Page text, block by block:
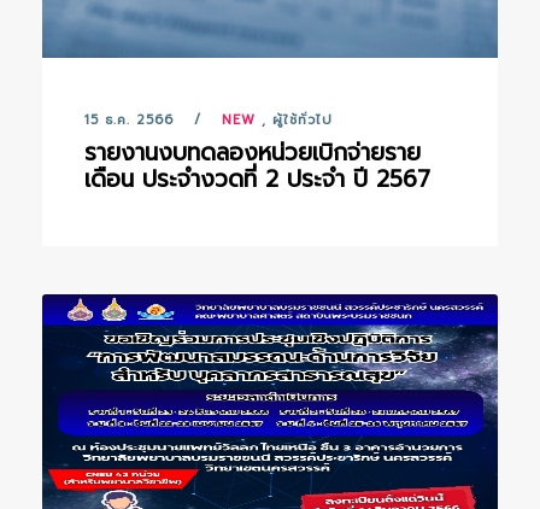
15 ธ.ค. 2566 NEW , ผู้ใช้ทั่วไป
รายงานงบทดลองหน่วยเบิกจ่ายราย
เดือน ประจำงวดที่ 2 ประจำ ปี 2567